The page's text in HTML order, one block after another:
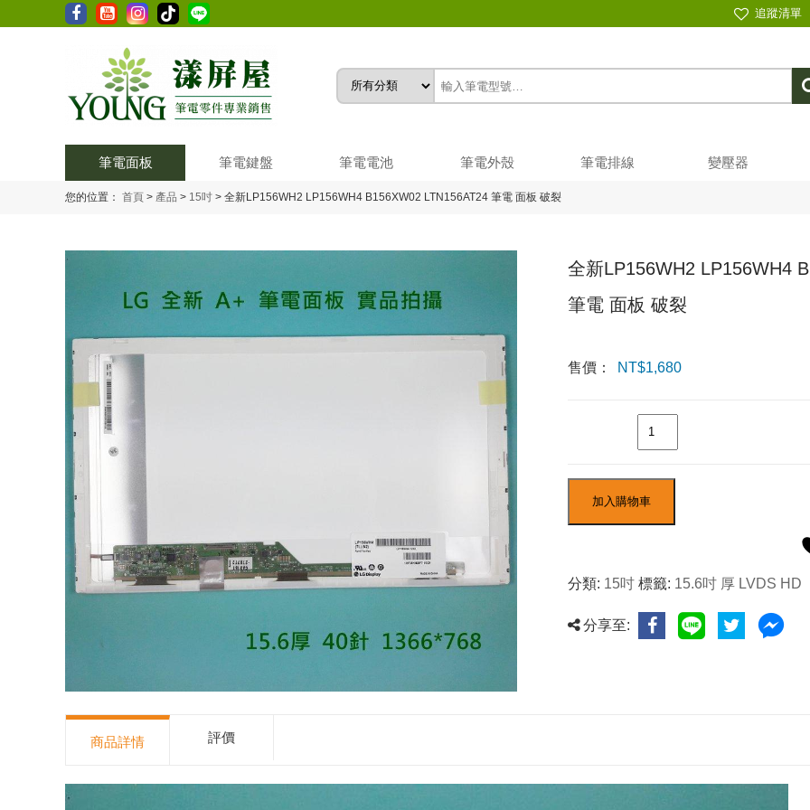
追蹤清單
筆電面板 筆電鍵盤 筆電電池 筆電外殼 筆電排線 變壓器
您的位置： 首頁 > 產品 > 15吋 > 全新LP156WH2 LP156WH4 B156XW02 LTN156AT24 筆電 面板 破裂
全新LP156WH2 LP156WH4
筆電 面板 破裂
售價： NT$1,680
加入購物車
分類: 15吋 標籤: 15.6吋 厚 LVDS HD
分享至:
商品詳情 評價